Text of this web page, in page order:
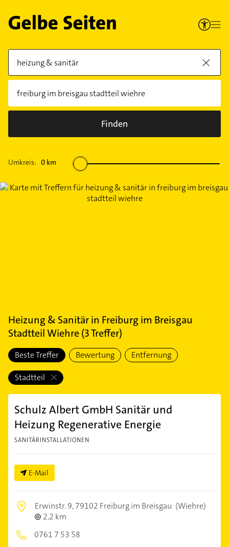
Finden
Umkreis: 0 km
Heizung & Sanitärin Freiburg im Breisgau
Stadtteil Wiehre(3Treffer)
Beste Treffer Bewertung Entfernung
Stadtteil
Schulz Albert GmbH Sanitär und
Heizung Regenerative Energie
SANITÄRINSTALLATIONEN
E-Mail
Erwinstr. 9,79102 Freiburg im Breisgau (Wiehre)
2,2 km
0761 7 53 58